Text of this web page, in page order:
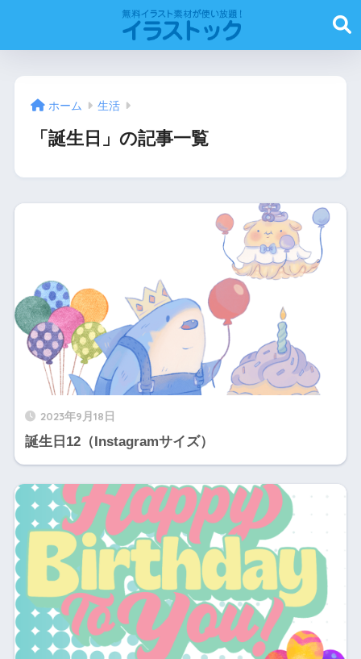
ホーム 生活
「誕生日」の記事一覧
2023年9月18日
誕生日12（Instagramサイズ）